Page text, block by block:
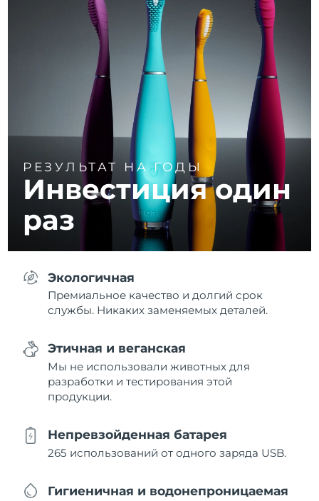
РЕЗУЛЬТАТ НА ГОДЫ
Инвестиция один
раз
Экологичная
Премиальное качество и долгий срок
службы. Никаких заменяемых деталей.
Этичная и веганская
Мы не использовали животных для
разработки и тестирования этой
продукции.
Непревзойденная батарея
265 использований от одного заряда USB.
Гигиеничная и водонепроницаемая